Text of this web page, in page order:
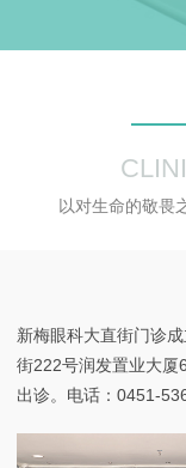
以对生命的敬畏
新梅眼科大直街门诊
街222号润发置业大厦
出诊。电话：0451-